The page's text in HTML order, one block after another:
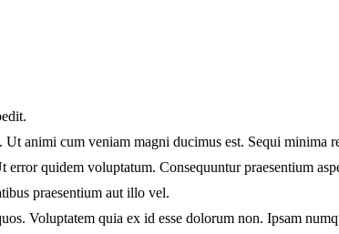
animi cum veniam magni ducimus est. Sequi
quidem voluptatum. Consequuntur praesentium
praesentium aut illo vel.
Voluptatem quia ex id esse dolorum non. Ipsam